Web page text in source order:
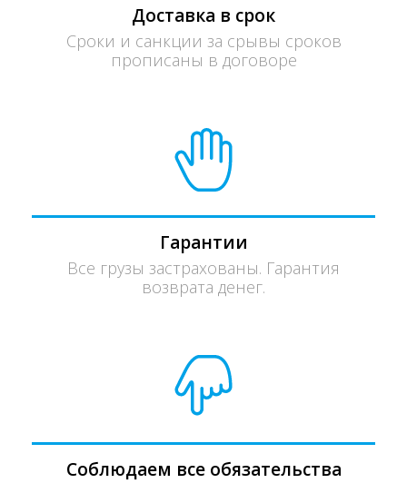
Доставка в срок
Сроки и санкции за срывы сроков
прописаны в договоре
Гарантии
Все грузы застрахованы. Гарантия
возврата денег.
Соблюдаем все обязательства